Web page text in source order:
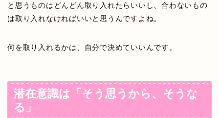
と思うものはどんどん取り入れたらいいし、合わないもの
は取り入れなければいいと思うんですよね。
何を取り入れるかは、自分で決めていいんです。
潜在意識は「そう思うから、そうな
る」